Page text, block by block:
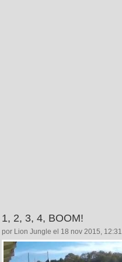
1, 2, 3, 4, BOOM!
por Lion Jungle el 18 nov 2015, 12:31